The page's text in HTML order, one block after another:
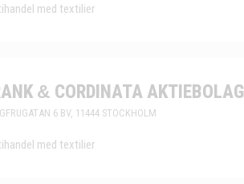
med textilier
& CORDINATA AKTIEBOLAG
6 BV, 11444 STOCKHOLM
med textilier